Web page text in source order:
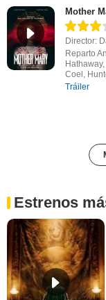
Mother
Director:
Reparto
Coel,
Tráiler
Estrenos